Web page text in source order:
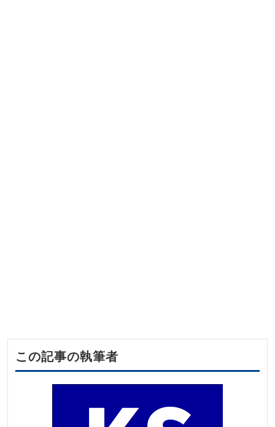
この記事の執筆者